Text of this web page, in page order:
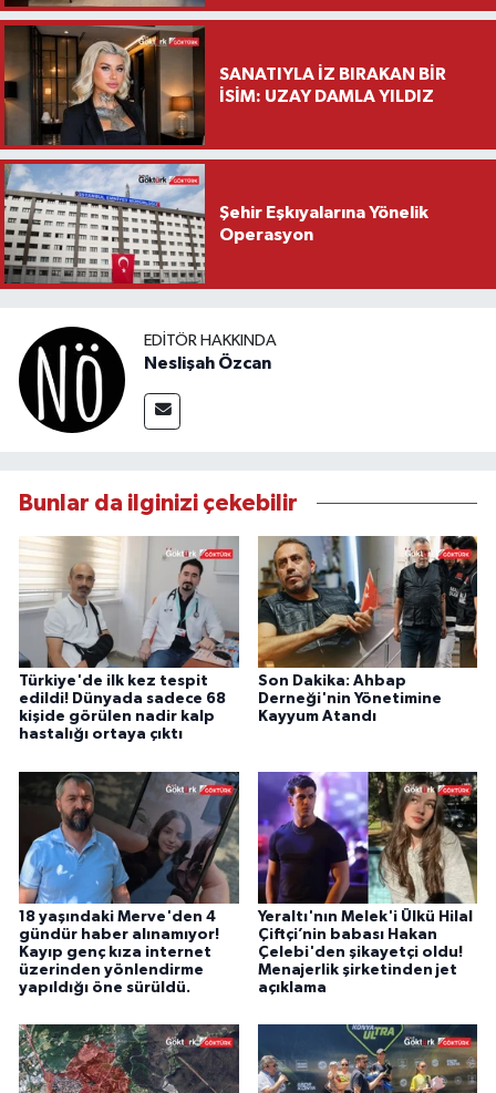
Ziyareti
SANATIYLA İZ BIRAKAN BİR
İSİM: UZAY DAMLA YILDIZ
Şehir Eşkıyalarına Yönelik
Operasyon
EDITÖR HAKKINDA
Neslişah Özcan
Bunlar da ilginizi çekebilir
Türkiye'de ilk kez tespit
edildi! Dünyada sadece 68
kişide görülen nadir kalp
hastalığı ortaya çıktı
Son Dakika: Ahbap
Derneği'nin Yönetimine
Kayyum Atandı
18 yaşındaki Merve'den 4
gündür haber alınamıyor!
Kayıp genç kıza internet
üzerinden yönlendirme
yapıldığı öne sürüldü.
Yeraltı'nın Melek'i Ülkü Hilal
Çiftçi’nin babası Hakan
Çelebi'den şikayetçi oldu!
Menajerlik şirketinden jet
açıklama